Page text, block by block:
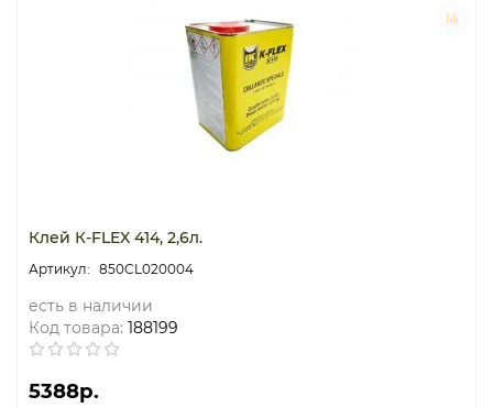
Клей К-FLEX 414, 2,6л.
850CL020004
есть в наличии
Код товара: 188199
5388р.